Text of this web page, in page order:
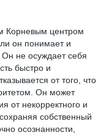
Корневым центром
он понимает и
Он не осуждает себя
быстро и
от того, что
Он может
от некорректного и
собственный
осознанности,